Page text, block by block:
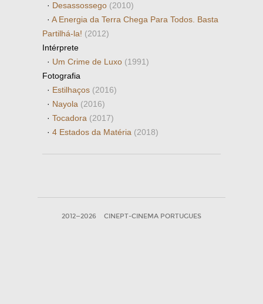
· Desassossego (2010)
· A Energia da Terra Chega Para Todos. Basta
Partilhá-la! (2012)
Intérprete
· Um Crime de Luxo (1991)
Fotografia
· Estilhaços (2016)
· Nayola (2016)
· Tocadora (2017)
· 4 Estados da Matéria (2018)
2012—2026 CINEPT-CINEMA PORTUGUES